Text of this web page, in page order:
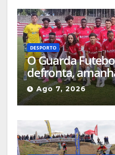
DESPORTO
O Guarda
defronta,
Sertanense,
para a
Interior
Ago 7, 2026